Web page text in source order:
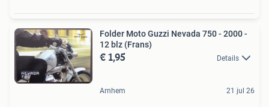
Folder Moto Guzzi Nevada 750 - 2000 -
12 blz (Frans)
€ 1,95 Details
Arnhem 21 jul 26